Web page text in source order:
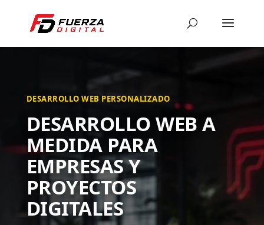
DESARROLLO WEB PERSONALIZADO
DESARROLLO WEB A
MEDIDA PARA
EMPRESAS Y
PROYECTOS
DIGITALES